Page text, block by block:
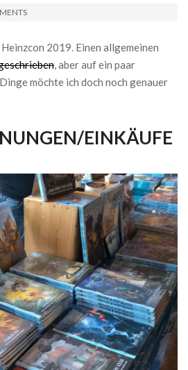
2019. Einen allgemeinen
, aber auf ein paar
möchte ich doch noch genauer
EINKÄUFE